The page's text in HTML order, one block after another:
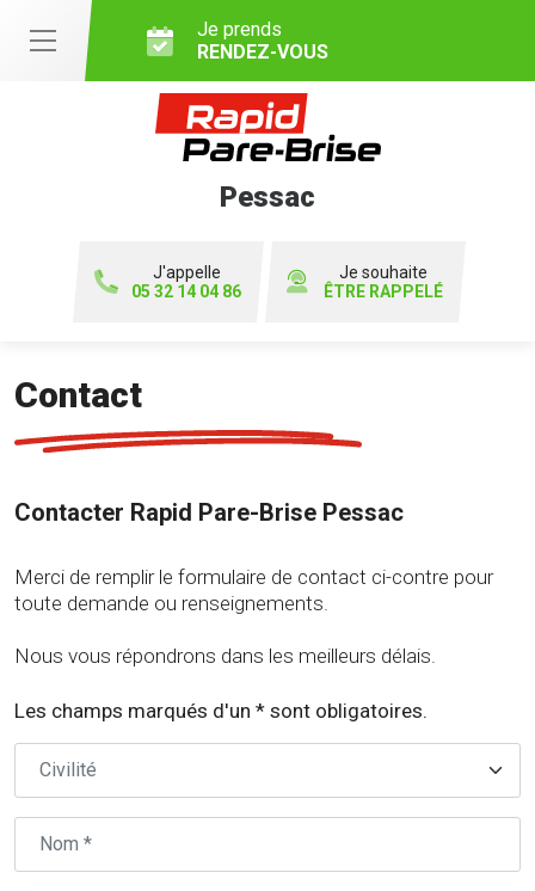
Je prends
RENDEZ-VOUS
Pessac
J'appelle
05 32 14 04 86
Je souhaite
ÊTRE RAPPELÉ
Contact
Contacter Rapid Pare-Brise Pessac
Merci de remplir le formulaire de contact ci-contre pour
toute demande ou renseignements.
Nous vous répondrons dans les meilleurs délais.
Les champs marqués d'un * sont obligatoires.
Civilité
Nom